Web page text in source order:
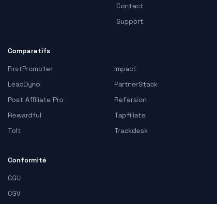
Contact
Support
Comparatifs
FirstPromoter
Impact
LeadDyno
PartnerStack
Post Affiliate Pro
Refersion
Rewardful
Tapfiliate
Tolt
Trackdesk
Conformité
CGU
CGV